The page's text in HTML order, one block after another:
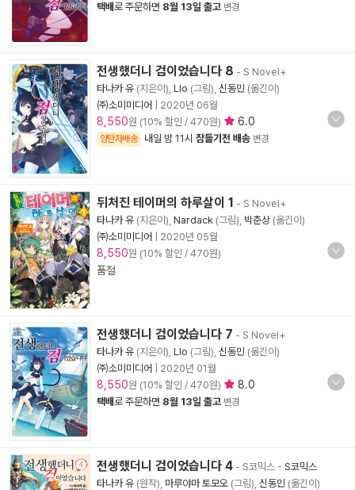
택배로 주문하면 8월 13일 출고 변경
전생했더니 검이었습니다 8 - S Novel+
타나카 유 (지은이), Llo (그림), 신동민 (옮긴이)
㈜소미미디어
2020년 06월
8,550원 (10% 할인 / 470원) 6.0
양탄자배송 내일 밤 11시 잠들기전 배송 변경
뒤처진 테이머의 하루살이 1 - S Novel+
타나카 유 (지은이), Nardack (그림), 박춘상 (옮긴이)
㈜소미미디어
2020년 05월
8,550원 (10% 할인 / 470원)
품절
전생했더니 검이었습니다 7 - S Novel+
타나카 유 (지은이), Llo (그림), 신동민 (옮긴이)
㈜소미미디어
2020년 01월
8,550원 (10% 할인 / 470원) 8.0
택배로 주문하면 8월 13일 출고 변경
전생했더니 검이었습니다 4 - S코믹스 - S코믹스
타나카 유 (원작), 마루야마 토모오 (그림), 신동민 (옮긴이)